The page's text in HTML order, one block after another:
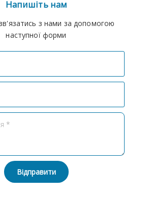
Напишіть нам
з нами за допомогою
наступної форми
Відправити